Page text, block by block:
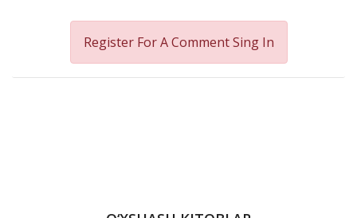
Register For A CommentSing In